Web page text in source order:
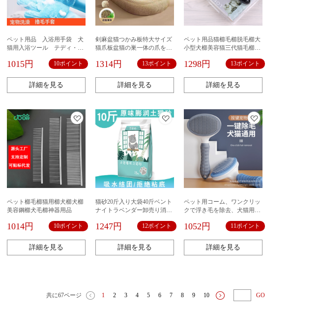
ペット用品 入浴用手袋 犬
猫用入浴ツール テディ・ゴ
ーコリー用 クリーニングシ
1015円 10ポイント
詳細を見る
剣麻盆猫つかみ板特大サイズ
猫爪板盆猫の巣一体の爪を研
用品卸売り
1314円 13ポイント
詳細を見る
ペット用品猫櫛毛櫛脱毛櫛大
小型犬櫛美容猫三代猫毛櫛ロ
1298円 13ポイント
詳細を見る
ペット櫛毛櫛猫用櫛犬櫛犬櫛
美容鋼櫛犬毛櫛神器用品
1014円 10ポイント
詳細を見る
猫砂20斤入り大袋40斤ベント
ナイトラベンダー卸売り消臭
1247円 12ポイント
詳細を見る
ペット用コーム、ワンクリッ
クで浮き毛を除去、犬猫用脱
ペット用品
1052円 11ポイント
詳細を見る
1 2 3 4 5 6 7 8 9 10
共に67ページ GO